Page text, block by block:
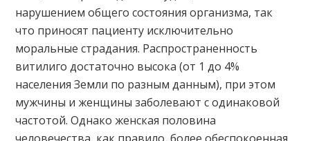
нарушением общего состояния организма, так
что приносят пациенту исключительно
моральные страдания. Распространенность
витилиго достаточно высока (от 1 до 4%
населения Земли по разным данным), при этом
мужчины и женщины заболевают с одинаковой
частотой. Однако женская половина